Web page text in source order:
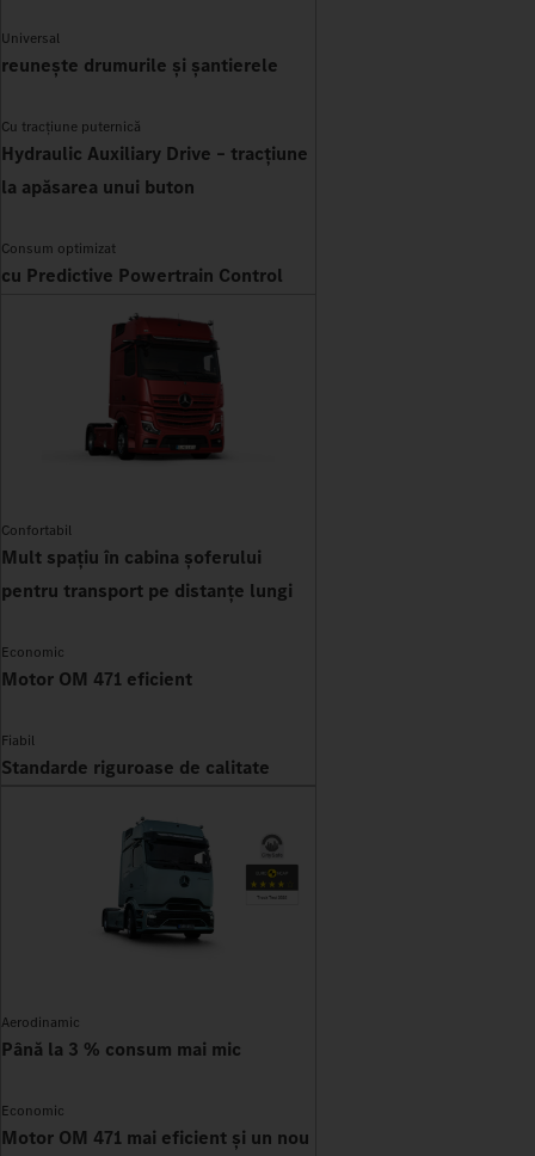
Universal
reunește drumurile și șantierele
Cu tracțiune puternică
Hydraulic Auxiliary Drive – tracțiune
la apăsarea unui buton
Consum optimizat
cu Predictive Powertrain Control
Confortabil
Mult spațiu în cabina șoferului
pentru transport pe distanțe lungi
Economic
Motor OM 471 eficient
Fiabil
Standarde riguroase de calitate
Aerodinamic
Până la 3 % consum mai mic
Economic
Motor OM 471 mai eficient și un nou